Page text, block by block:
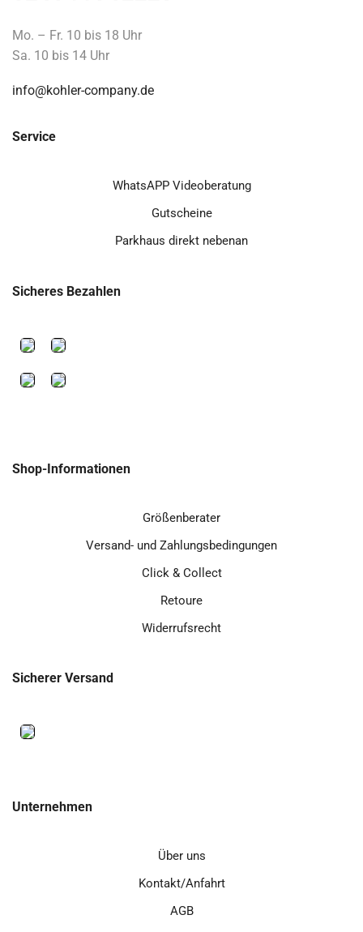
Mo. – Fr. 10 bis 18 Uhr
Sa. 10 bis 14 Uhr
info@kohler-company.de
Service
WhatsAPP Videoberatung
Gutscheine
Parkhaus direkt nebenan
Sicheres Bezahlen
Shop-Informationen
Größenberater
Versand- und Zahlungsbedingungen
Click & Collect
Retoure
Widerrufsrecht
Sicherer Versand
Unternehmen
Über uns
Kontakt/Anfahrt
AGB